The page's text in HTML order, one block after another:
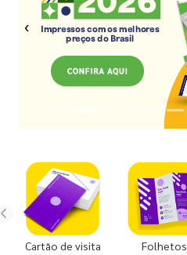
Previous
Cartão de visita Folhetos